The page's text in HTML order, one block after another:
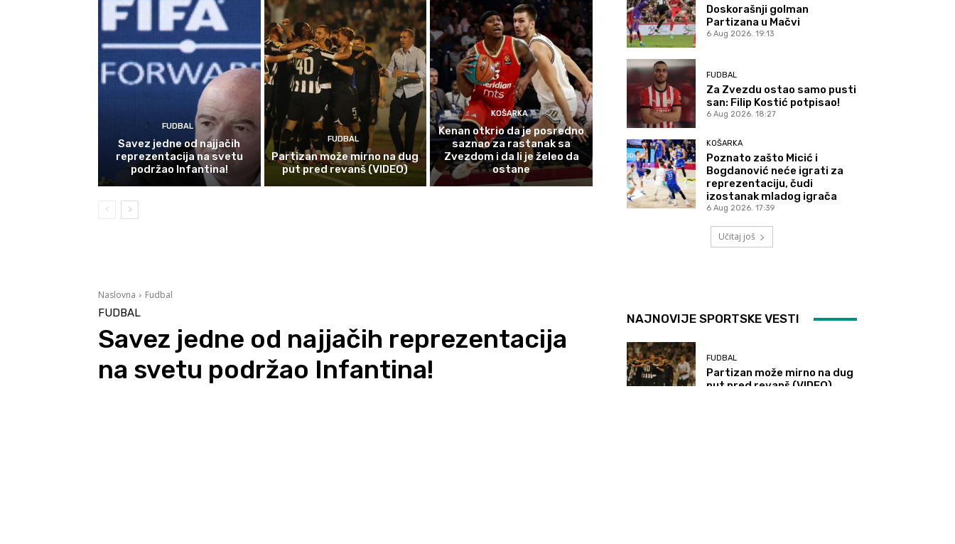
FUDBAL
Savez jedne od najjačih
reprezentacija na svetu
podržao Infantina!
FUDBAL
Partizan može mirno na dug
put pred revanš (VIDEO)
KOŠARKA
Kenan otkrio da je posredno
saznao za rastanak sa
Zvezdom i da li je želeo da
ostane
Doskorašnji golman
Partizana u Mačvi
6 Aug 2026. 19:13
FUDBAL
Za Zvezdu ostao samo pusti
san: Filip Kostić potpisao!
6 Aug 2026. 18:27
KOŠARKA
Poznato zašto Micić i
Bogdanović neće igrati za
reprezentaciju, čudi
izostanak mladog igrača
6 Aug 2026. 17:39
Učitaj još